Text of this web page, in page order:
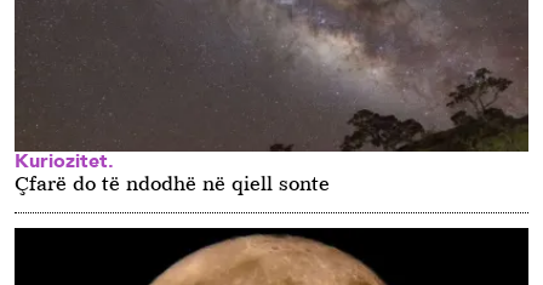
Kuriozitet.
Çfarë do të ndodhë në qiell sonte